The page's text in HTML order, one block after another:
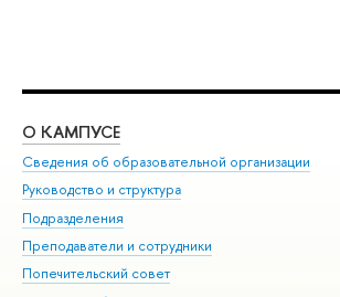
О КАМПУСЕ
Сведения об образовательной организации
Руководство и структура
Подразделения
Преподаватели и сотрудники
Попечительский совет